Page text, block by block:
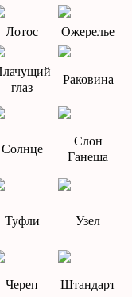
Лотос Ожерелье
глаз
Раковина
Солнце
Слон
Ганеша
Туфли Узел
Череп Штандарт